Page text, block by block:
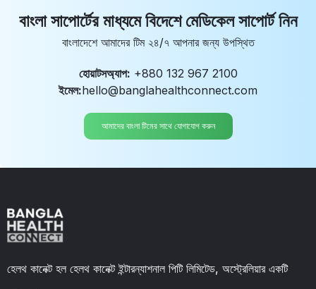
বাংলা সাপোর্টের মাধ্যমে বিদেশে মেডিকেল সাপোর্ট নিন
বাংলাদেশে আমাদের টিম ২৪/৭ আপনার জন্য উপস্থিত
হোয়াটসঅ্যাপ: +880 132 967 2100
ইমেল:hello@banglahealthconnect.com
আমাদের বাংলা টিমের সাথে যোগাযোগ করুন
হেলথ কানেক্ট হল হেলথ কানেক্ট ইন্টারন্যাশনাল পিটি লিমিটেড, অস্ট্রেলিয়ার একটি